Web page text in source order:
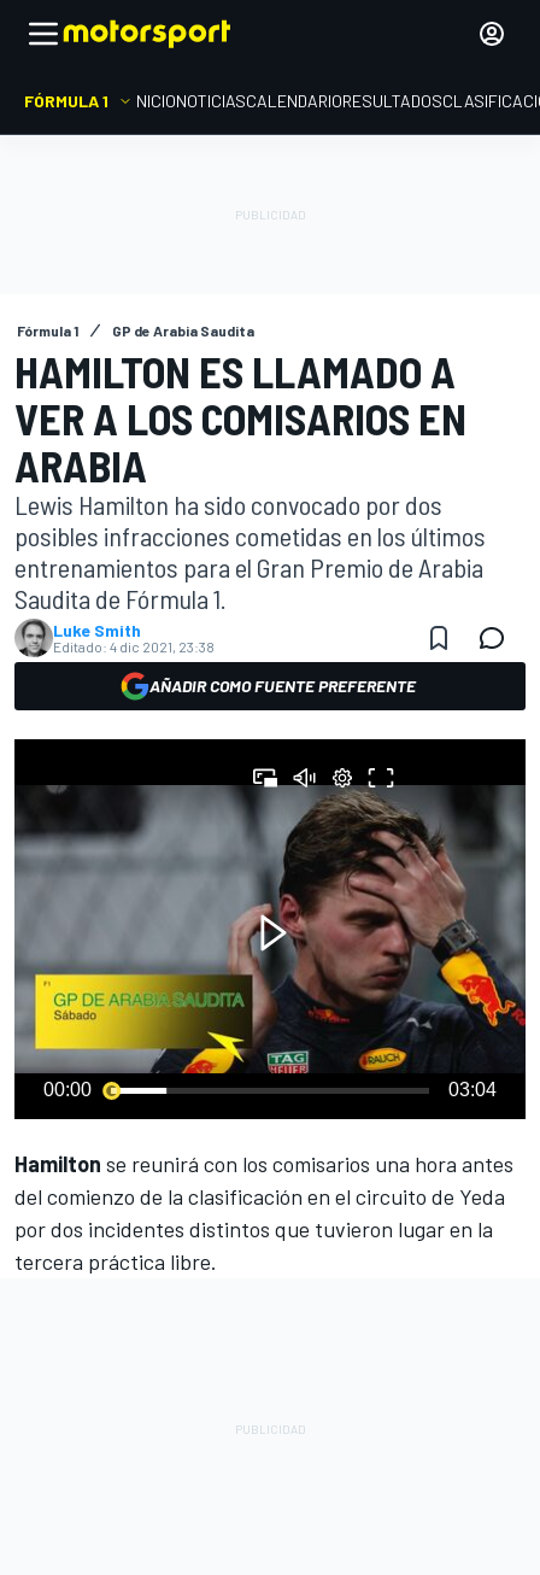
FÓRMULA 1 INICIONOTICIASCALENDARIORESULTADOS
Fórmula 1 GP de Arabia Saudita
HAMILTON ES LLAMADO A
VER A LOS COMISARIOS EN
ARABIA
Lewis Hamilton ha sido convocado por dos
posibles infracciones cometidas en los últimos
entrenamientos para el Gran Premio de Arabia
Saudita de Fórmula 1.
Luke Smith
Editado: 4 dic 2021, 23:38
AÑADIR COMO FUENTE PREFERENTE
00:00 03:04
Hamilton se reunirá con los comisarios una hora antes
del comienzo de la clasificación en el circuito de Yeda
por dos incidentes distintos que tuvieron lugar en la
tercera práctica libre.